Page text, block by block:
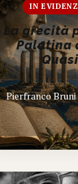
IN
La grecità
Palatina
Pierfranco